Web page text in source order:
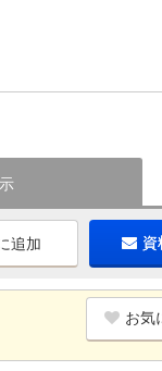
追加 資
お気